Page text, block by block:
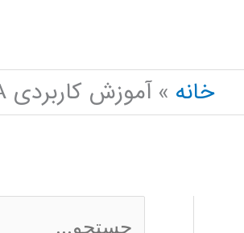
خانه
آموزش کاربردی BIG DATA